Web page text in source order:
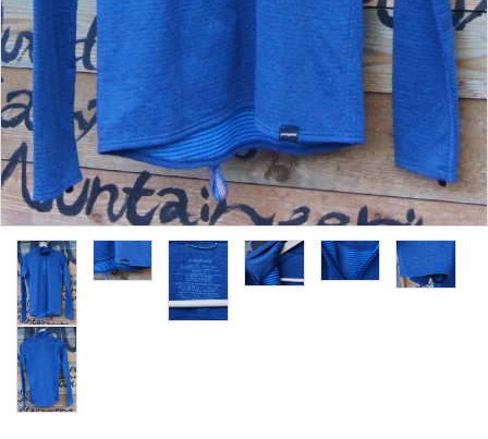
INFORMATION
ACCOUNT MENU
ようこそ ゲスト 様
meeting_room ログイン person 新規会員登録